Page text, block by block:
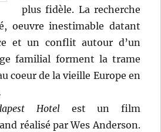
plus fidèle. La recherche
oeuvre inestimable datant
et un conflit autour d’un
familial forment la trame
coeur de la vieille Europe en
Hotel est un film
réalisé par Wes Anderson.